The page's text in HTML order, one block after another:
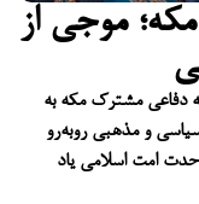
موجی از
دفاعی مشترک مکه به
و مذهبی روبه‌رو
امت اسلامی یاد